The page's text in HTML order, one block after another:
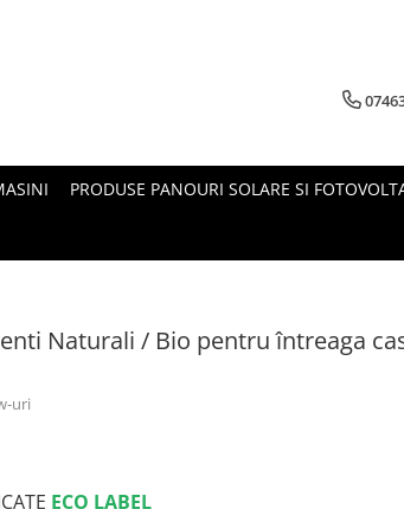
PRODUSE PANOURI SOLARE SI
Naturali / Bio pentru întreaga
uri
ECO LABEL